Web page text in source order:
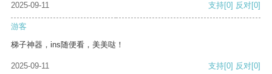
2025-09-11
支持[0] 反对[0]
游客
梯子神器，ins随便看，美美哒！
2025-09-11 支持[0] 反对[0]